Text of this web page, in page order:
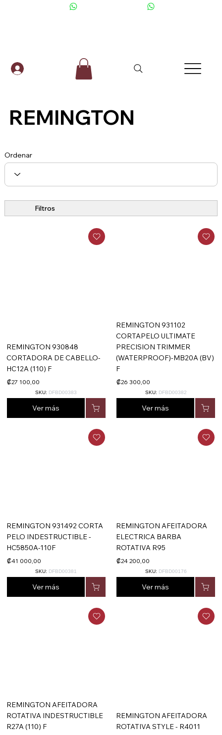
REMINGTON 930848
CORTADORA DE CABELLO-
HC12A (110) F
₡27 100,00
Ver más
SKU: DFBD00383
REMINGTON 931102
CORTAPELO ULTIMATE
PRECISION TRIMMER
(WATERPROOF)-MB20A (BV)
F
₡26 300,00
Ver más
SKU: DFBD00382
REMINGTON 931492 CORTA
PELO INDESTRUCTIBLE -
HC5850A-110F
₡41 000,00
Ver más
SKU: DFBD00381
REMINGTON AFEITADORA
ELECTRICA BARBA
ROTATIVA R95
₡24 200,00
Ver más
SKU: DFBD00176
REMINGTON AFEITADORA
ROTATIVA INDESTRUCTIBLE
R27A (110) F
REMINGTON AFEITADORA
ROTATIVA STYLE - R4011
REMINGTON
Filtros
Ordenar